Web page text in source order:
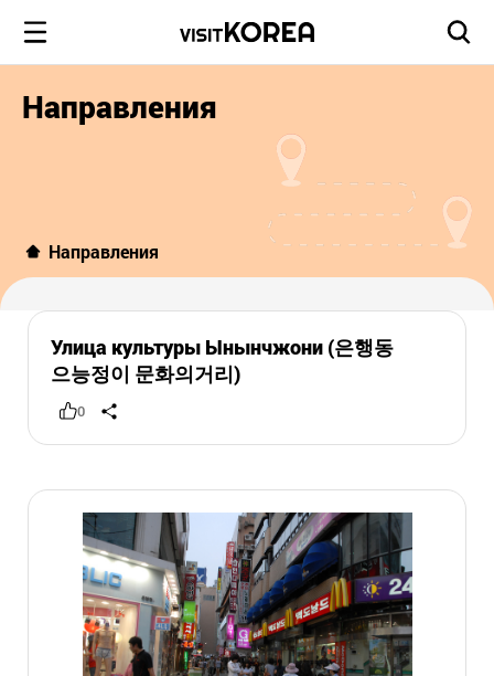
Направления
Направления
Улица культуры Ынынчжони (은행동
으능정이 문화의거리)
0